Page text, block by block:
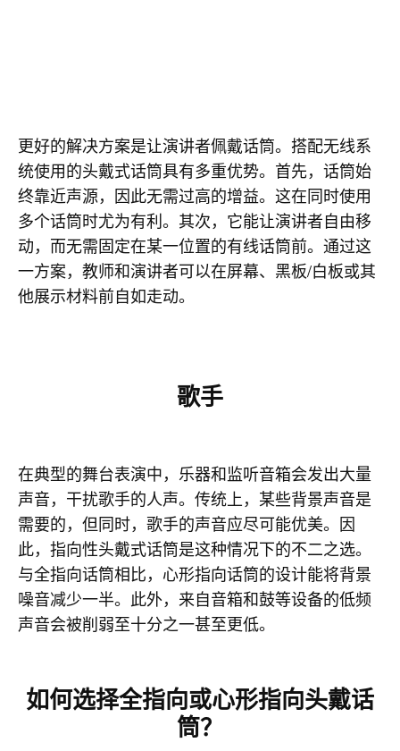
更好的解决方案是让演讲者佩戴话筒。搭配无线系
统使用的头戴式话筒具有多重优势。首先，话筒始
终靠近声源，因此无需过高的增益。这在同时使用
多个话筒时尤为有利。其次，它能让演讲者自由移
动，而无需固定在某一位置的有线话筒前。通过这
一方案，教师和演讲者可以在屏幕、黑板/白板或其
他展示材料前自如走动。
歌手
在典型的舞台表演中，乐器和监听音箱会发出大量
声音，干扰歌手的人声。传统上，某些背景声音是
需要的，但同时，歌手的声音应尽可能优美。因
此，指向性头戴式话筒是这种情况下的不二之选。
与全指向话筒相比，心形指向话筒的设计能将背景
噪音减少一半。此外，来自音箱和鼓等设备的低频
声音会被削弱至十分之一甚至更低。
如何选择全指向或心形指向头戴话
筒？